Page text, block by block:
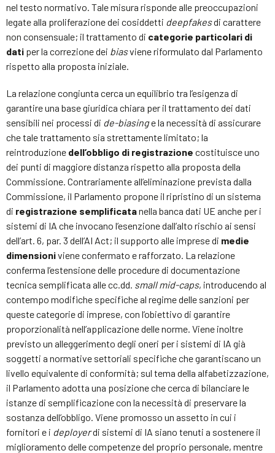
nel testo normativo. Tale misura risponde alle preoccupazioni
legate alla proliferazione dei cosiddetti deepfakesdi carattere
non consensuale; il trattamento di categorie particolari di
dati per la correzione dei biasviene riformulato dal Parlamento
rispetto alla proposta iniziale.
La relazione congiunta cerca un equilibrio tra l’esigenza di
garantire una base giuridica chiara per il trattamento dei dati
sensibili nei processi di de-biasinge la necessità di assicurare
che tale trattamento sia strettamente limitato; la
reintroduzione dell’obbligo di registrazione costituisce uno
dei punti di maggiore distanza rispetto alla proposta della
Commissione. Contrariamente all’eliminazione prevista dalla
Commissione, il Parlamento propone il ripristino di un sistema
di registrazione semplificatanella banca dati UE anche per i
sistemi di IA che invocano l’esenzione dall’alto rischio ai sensi
dell’art. 6, par. 3 dell’AI Act; il supporto alle imprese di medie
dimensioniviene confermato e rafforzato. La relazione
conferma l’estensione delle procedure di documentazione
tecnica semplificata alle cc.dd. small mid-caps, introducendo al
contempo modifiche specifiche al regime delle sanzioni per
queste categorie di imprese, con l’obiettivo di garantire
proporzionalità nell’applicazione delle norme. Viene inoltre
previsto un alleggerimento degli oneri per i sistemi di IA già
soggetti a normative settoriali specifiche che garantiscano un
livello equivalente di conformità; sul tema della alfabetizzazione,
il Parlamento adotta una posizione che cerca di bilanciare le
istanze di semplificazione con la necessità di preservare la
sostanza dell’obbligo. Viene promosso un assetto in cui i
fornitori e i deployerdi sistemi di IA siano tenuti a sostenere il
miglioramento delle competenze del proprio personale, mentre